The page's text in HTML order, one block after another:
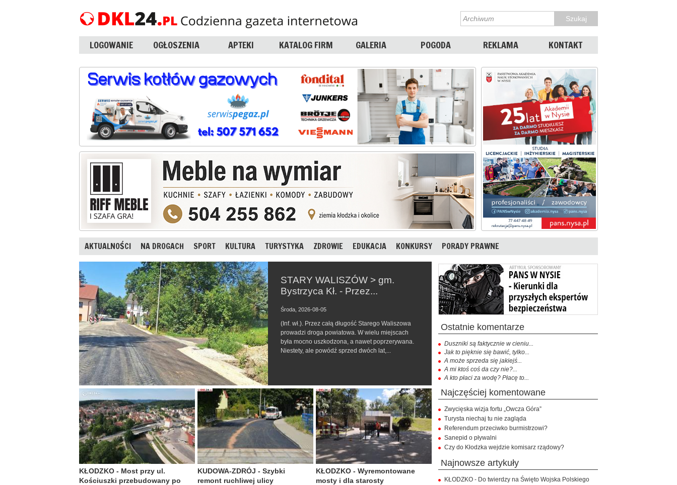
LOGOWANIE OGŁOSZENIA APTEKI KATALOG FIRM GALERIA POGODA REKLAMA KONTAKT
AKTUALNOŚCI NA DROGACH SPORT KULTURA TURYSTYKA ZDROWIE EDUKACJA KONKURSY PORADY PRAWNE
STARY WALISZÓW > gm.
Bystrzyca Kł. - Przez...
Środa, 2026-08-05
(Inf. wł.). Przez całą długość Starego Waliszowa
prowadzi droga powiatowa. W wielu miejscach
była mocno uszkodzona, a nawet poprzerywana.
Niestety, ale powódź sprzed dwóch lat,...
KŁODZKO - Most przy ul.
Kościuszki przebudowany po
KUDOWA-ZDRÓJ - Szybki
remont ruchliwej ulicy
KŁODZKO - Wyremontowane
mosty i dla starosty
ostatnie komentarze
Duszniki są faktycznie w cieniu...
Jak to pięknie się bawić, tylko...
A może sprzeda się jakiejś...
A mi ktoś coś da czy nie?...
A kto płaci za wodę? Płacę to...
najczęściej komentowane
Zwycięska wizja fortu „Owcza Góra”
Turysta niechaj tu nie zagląda
Referendum przeciwko burmistrzowi?
Sanepid o pływalni
Czy do Kłodzka wejdzie komisarz rządowy?
najnowsze artykuły
KŁODZKO - Do twierdzy na Święto Wojska Polskiego